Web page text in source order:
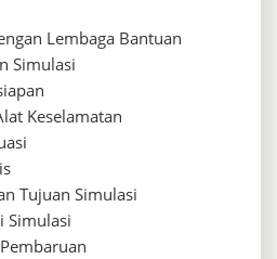
Lembaga Bantuan
Simulasi
Keselamatan
Tujuan Simulasi
Simulasi